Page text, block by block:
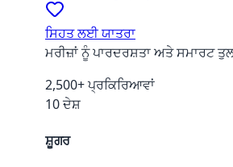
ਸਿਹਤ ਲਈ ਯਾਤਰਾ
ਮਰੀਜ਼ਾਂ ਨੂੰ ਪਾਰਦਰਸ਼ਤਾ ਅਤੇ ਸਮਾਰਟ
2,500+ ਪ੍ਰਕਿਰਿਆਵਾਂ
10 ਦੇਸ਼
ਸ਼ੂਗਰ